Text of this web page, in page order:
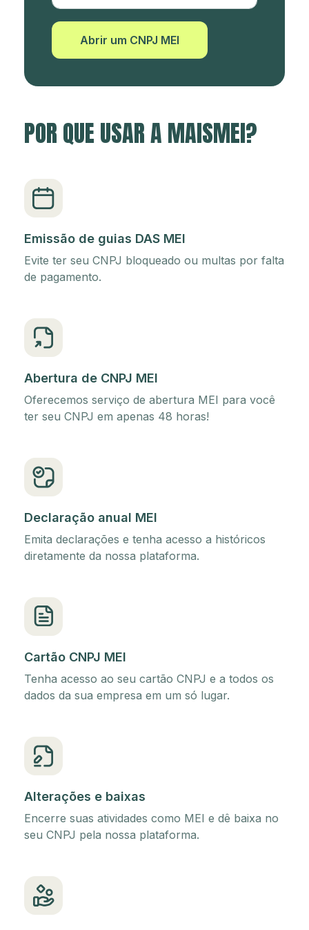
Abrir um CNPJ MEI
POR QUE USAR A MAISMEI?
Emissão de guias DAS MEI
Evite ter seu CNPJ bloqueado ou multas por falta
de pagamento.
Abertura de CNPJ MEI
Oferecemos serviço de abertura MEI para você
ter seu CNPJ em apenas 48 horas!
Declaração anual MEI
Emita declarações e tenha acesso a históricos
diretamente da nossa plataforma.
Cartão CNPJ MEI
Tenha acesso ao seu cartão CNPJ e a todos os
dados da sua empresa em um só lugar.
Alterações e baixas
Encerre suas atividades como MEI e dê baixa no
seu CNPJ pela nossa plataforma.